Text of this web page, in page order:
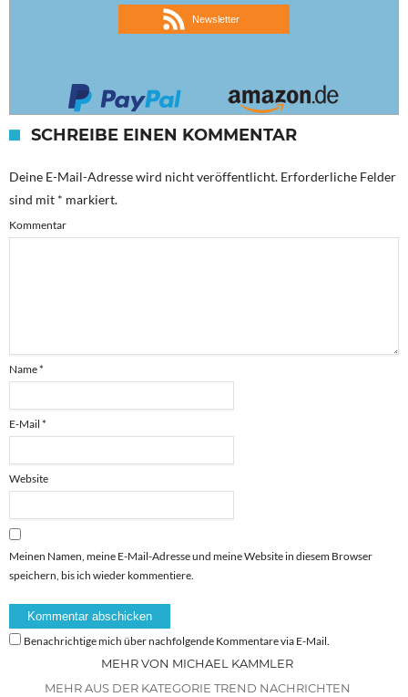
Newsletter
SCHREIBE EINEN KOMMENTAR
Deine E-Mail-Adresse wird nicht veröffentlicht. Erforderliche Felder
sind mit * markiert.
Kommentar
Name*
E-Mail *
Website
Meinen Namen, meine E-Mail-Adresse und meine Website in diesem Browser
speichern, bis ich wieder kommentiere.
Benachrichtige mich über nachfolgende Kommentare via E-Mail.
MEHR VON MICHAEL KAMMLER
MEHR AUS DER KATEGORIE TREND NACHRICHTEN